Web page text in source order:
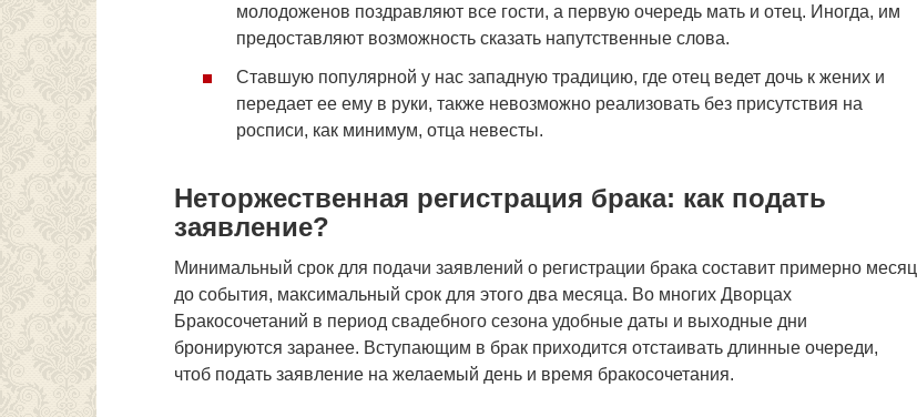
молодоженов поздравляют все гости, а первую очередь мать и отец. Иногда, им
предоставляют возможность сказать напутственные слова.
Ставшую популярной у нас западную традицию, где отец ведет дочь к жених и
передает ее ему в руки, также невозможно реализовать без присутствия на
росписи, как минимум, отца невесты.
Неторжественная регистрация брака: как подать
заявление?
Минимальный срок для подачи заявлений о регистрации брака составит примерно месяц
до события, максимальный срок для этого два месяца. Во многих Дворцах
Бракосочетаний в период свадебного сезона удобные даты и выходные дни
бронируются заранее. Вступающим в брак приходится отстаивать длинные очереди,
чтоб подать заявление на желаемый день и время бракосочетания.